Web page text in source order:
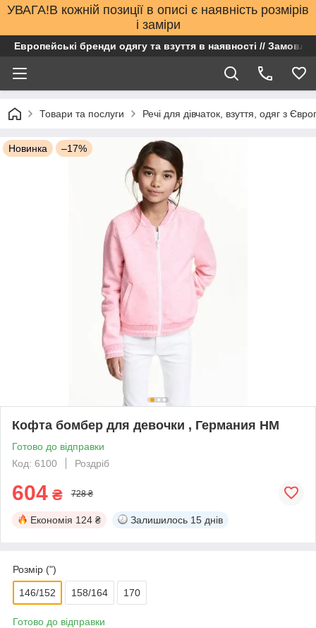
УВАГА!В кожній позиції в описі є наявність розмірів
і заміри
Европейські бренди одягу та взуття в наявності //
Товари та послуги Речі для дівчаток, взуття, одяг з
Новинка –17%
Кофта бомбер для девочки , Германия НМ
Готово до відправки
Код: 6100
Роздріб
604 ₴ 728 ₴
Економія 124 ₴ Залишилось 15 днів
Розмір (")
146/152 158/164 170
Готово до відправки